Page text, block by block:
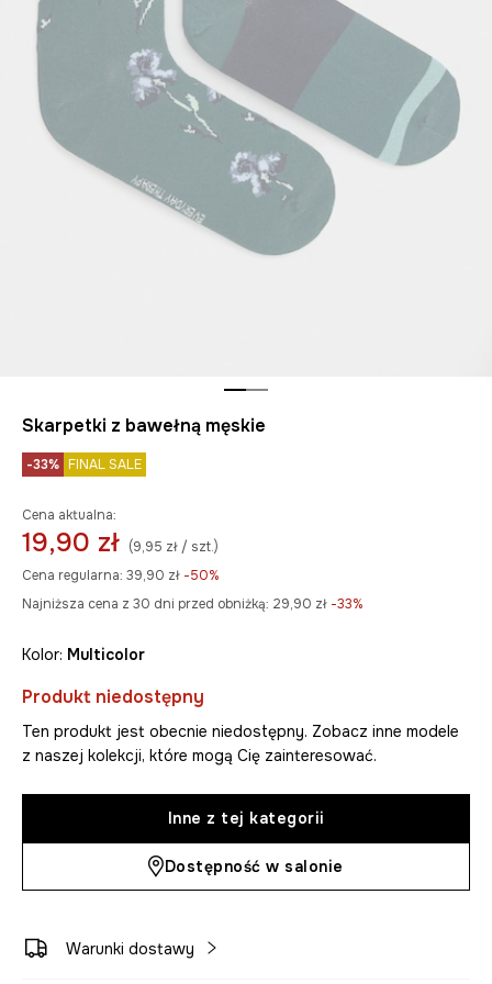
Skarpetki z bawełną męskie
-33% FINAL SALE
Cena aktualna:
19,90 zł (9,95 zł / szt.)
Cena regularna: 39,90 zł -50%
Najniższa cena z 30 dni przed obniżką: 29,90 zł -33%
Kolor: multicolor
Produkt niedostępny
Ten produkt jest obecnie niedostępny. Zobacz inne modele
z naszej kolekcji, które mogą Cię zainteresować.
Inne z tej kategorii
Dostępność w salonie
Warunki dostawy